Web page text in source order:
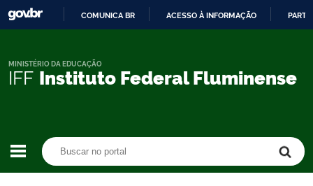
CONTEÚDO
COMUNICA BR ACESSO À INFORMAÇÃO
IFF Instituto Federal Fluminense
MINISTÉRIO DA EDUCAÇÃO